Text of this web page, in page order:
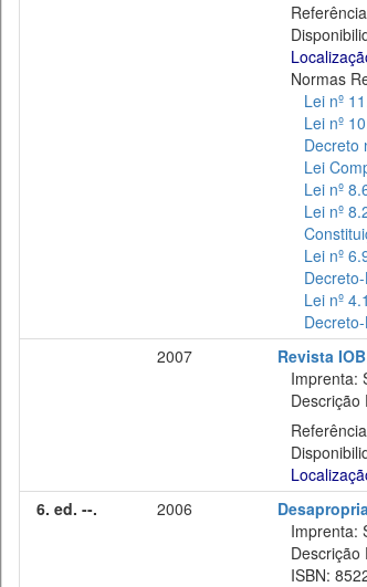
Normas
Lei nº
Lei nº
Decreto
Lei
Lei nº
Lei nº
Lei nº
Lei nº
2007
Revista
Imprenta:
Descrição
6. ed. --.
2006
Imprenta:
Descrição
ISBN: